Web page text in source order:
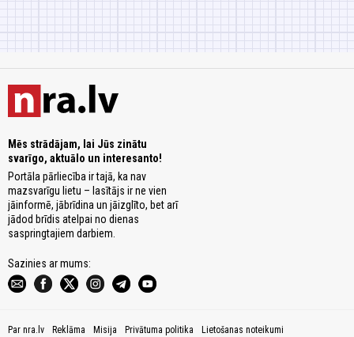
Mēs strādājam, lai Jūs zinātu
svarīgo, aktuālo un interesanto!
Portāla pārliecība ir tajā, ka nav
mazsvarīgu lietu – lasītājs ir ne vien
jāinformē, jābrīdina un jāizglīto, bet arī
jādod brīdis atelpai no dienas
saspringtajiem darbiem.
Sazinies ar mums:
Par nra.lv Reklāma Misija Privātuma politika Lietošanas noteikumi